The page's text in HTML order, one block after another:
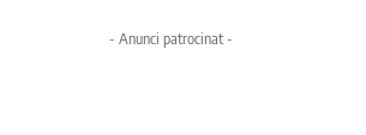
- Anunci patrocinat -